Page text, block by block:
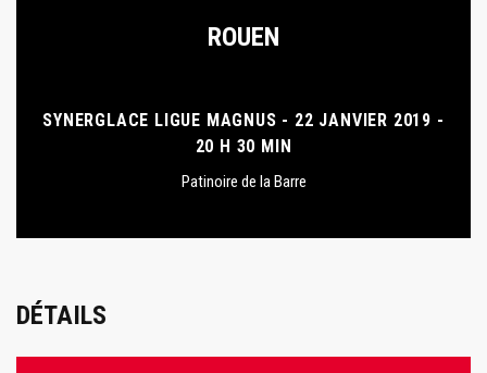
ROUEN
SYNERGLACE LIGUE MAGNUS - 22 JANVIER 2019 -
20 H 30 MIN
Patinoire de la Barre
DÉTAILS